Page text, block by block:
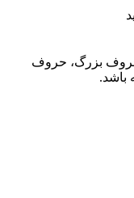
بزرگ، حروف